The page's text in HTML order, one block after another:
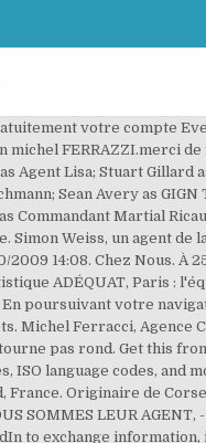
votre compte
michel FERRAZZI.merci
Lisa; Stuart Gillard
Sean Avery as GIGN
Commandant Martial
Weiss, un agent de
14:08. Chez Nous. À
ADÉQUAT, Paris :
En poursuivant votre
Michel Ferracci, Agence
pas rond. Get this
ISO language codes, and
France. Originaire de
SOMMES LEUR AGENT,
to exchange information,